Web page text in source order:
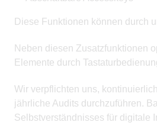
Diese Funktionen können durch
Neben diesen Zusatzfunktionen
Elemente durch
Wir verpflichten uns,
jährliche Audits durchzuführen.
Selbstverständnisses für digitale